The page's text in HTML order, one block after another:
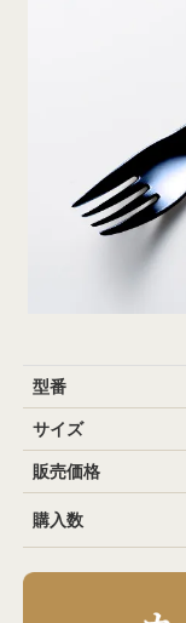
型番
サイズ
販売価格
購入数